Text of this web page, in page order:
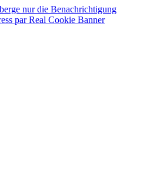
nur die Benachrichtigung
par Real Cookie Banner